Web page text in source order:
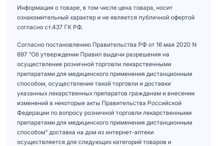
Информация о товаре, в том числе цена товара, носит
ознакомительный характер и не является публичной офертой
согласно ст.437 ГК РФ.
Согласно постановлению Правительства РФ от 16 мая 2020 N
697 "Об утверждении Правил выдачи разрешения на
осуществление розничной торговли лекарственными
препаратами для медицинского применения дистанционным
способом, осуществления такой торговли и доставки
указанных лекарственных препаратов гражданам и внесении
изменений в некоторые акты Правительства Российской
Федерации по вопросу розничной торговли лекарственными
препаратами для медицинского применения дистанционным
способом" доставка на дом из интернет-аптеки
осуществляется для следующих категорий товаров и